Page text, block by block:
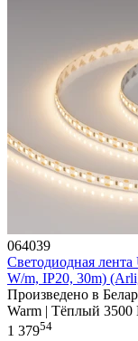
064039
Светодиодная
W/m, IP20, 30m)
Произведено в
Warm | Тёплый 3500
1 37954